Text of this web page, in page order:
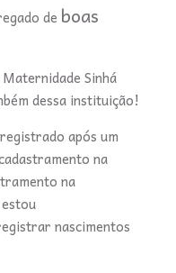
de boas
Sinhá
dessa instituição!
após um
na
na
nascimentos